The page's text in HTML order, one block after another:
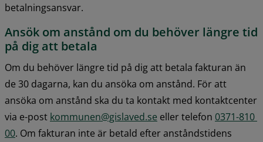
betalningsansvar.
Ansök om anstånd om du behöver längre tid
på dig att betala
Om du behöver längre tid på dig att betala fakturan än
de 30 dagarna, kan du ansöka om anstånd. För att
ansöka om anstånd ska du ta kontakt med kontaktcenter
via e-post kommunen@gislaved.se eller telefon 0371-810
00. Om fakturan inte är betald efter anståndstidens